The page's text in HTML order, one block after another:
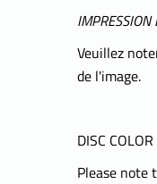
IMPRESSION
Veuillez
de l'image.
DISC COLOR
Please